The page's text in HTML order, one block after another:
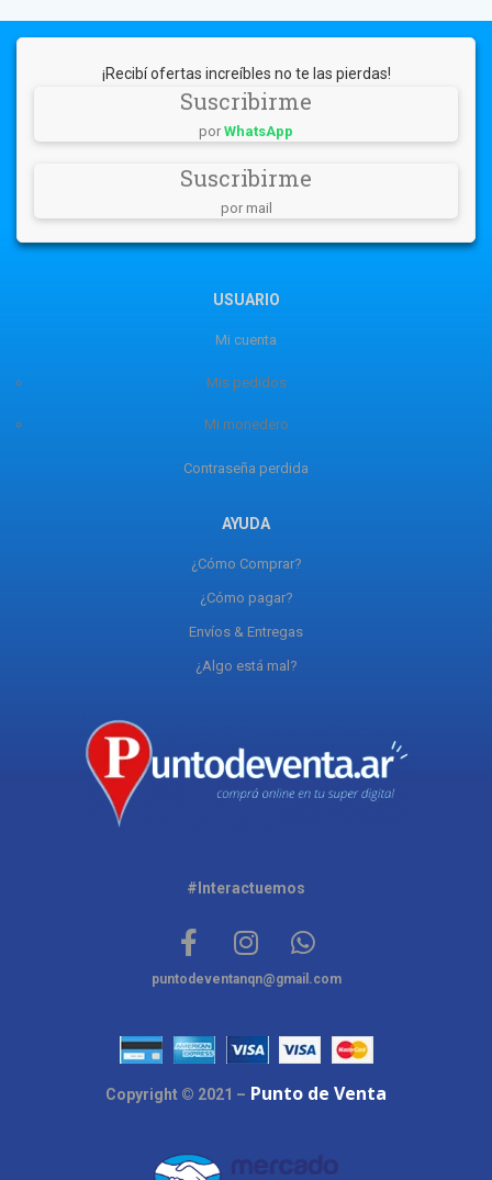
¡Recibí ofertas increíbles no te las pierdas!
Suscribirme
por WhatsApp
Suscribirme
por mail
USUARIO
Mi cuenta
Mis pedidos
Mi monedero
Contraseña perdida
AYUDA
¿Cómo Comprar?
¿Cómo pagar?
Envíos & Entregas
¿Algo está mal?
#Interactuemos
puntodeventanqn@gmail.com
Copyright © 2021 – Punto de Venta